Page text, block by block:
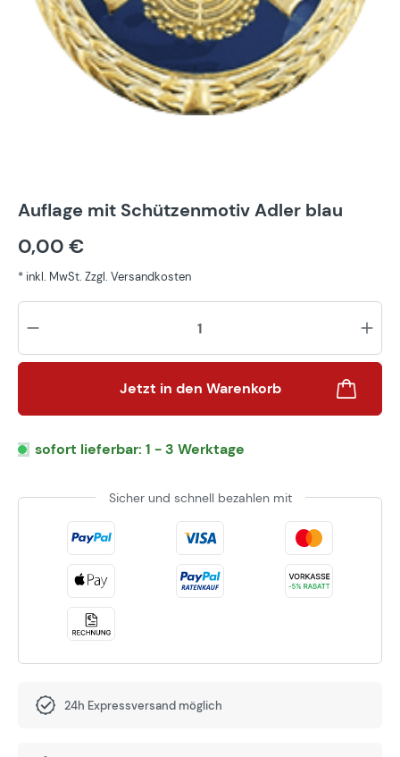
Auflage mit Schützenmotiv Adler blau
0,00 €
* inkl. MwSt. Zzgl. Versandkosten
Jetzt in den Warenkorb
sofort lieferbar: 1 - 3 Werktage
Sicher und schnell bezahlen mit
24h Expressversand möglich